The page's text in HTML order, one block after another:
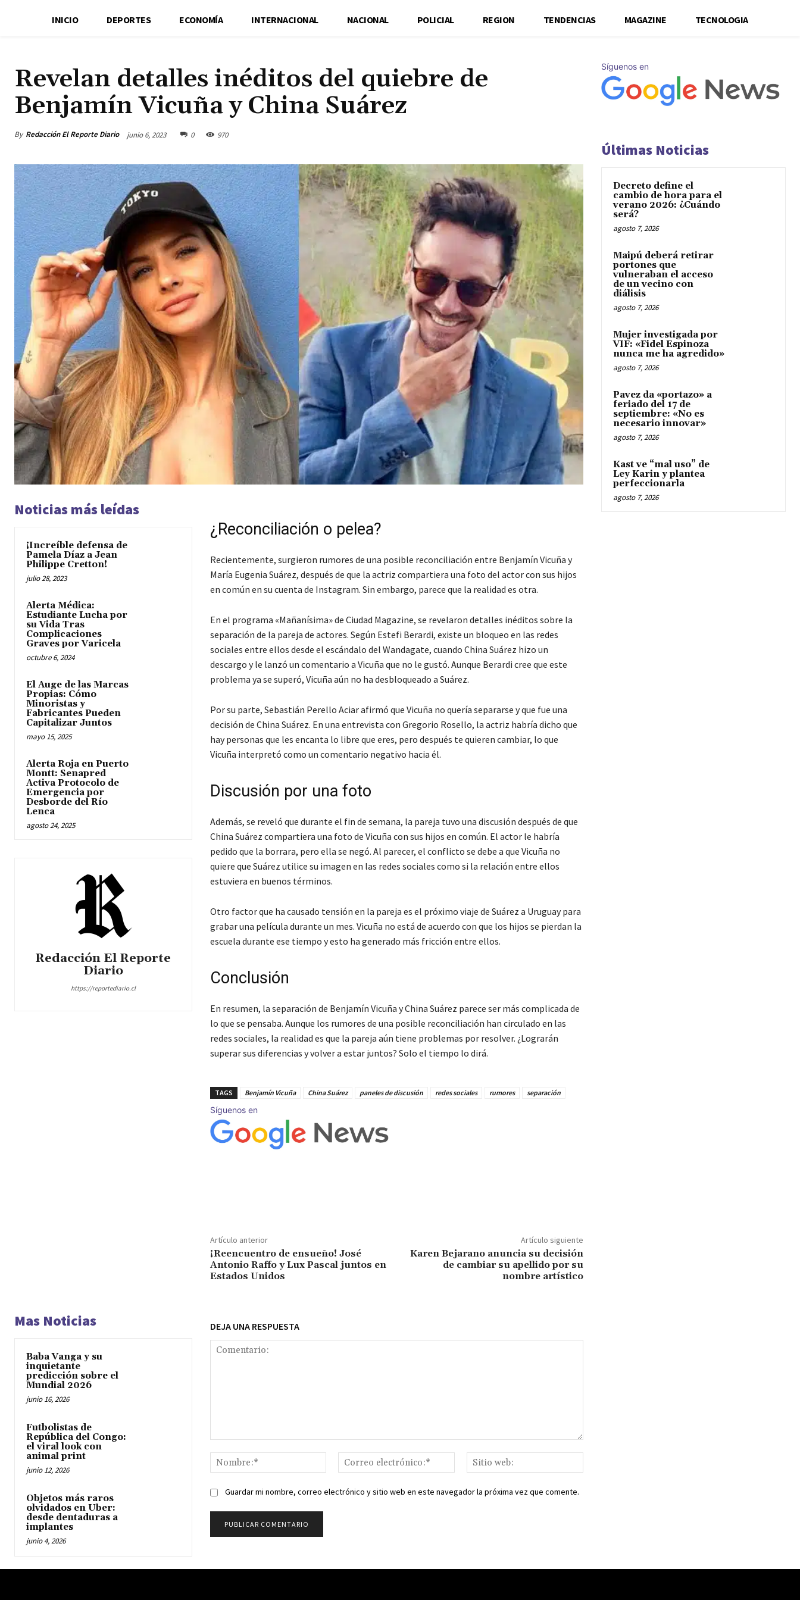
INICIO DEPORTES ECONOMÍA INTERNACIONAL NACIONAL POLICIAL REGION TENDENCIAS MAGAZINE TECNOLOGIA
Revelan detalles inéditos del quiebre de
Benjamín Vicuña y China Suárez
By Redacción El Reporte Diario junio 6, 2023 0 970
Noticias más leídas
¡Increíble defensa de
Pamela Díaz a Jean
Philippe Cretton!
julio 28, 2023
Alerta Médica:
Estudiante Lucha por
su Vida Tras
Complicaciones
Graves por Varicela
octubre 6, 2024
El Auge de las Marcas
Propias: Cómo
Minoristas y
Fabricantes Pueden
Capitalizar Juntos
mayo 15, 2025
Alerta Roja en Puerto
Montt: Senapred
Activa Protocolo de
Emergencia por
Desborde del Río
Lenca
agosto 24, 2025
Redacción El Reporte
Diario
https://reportediario.cl
¿Reconciliación o pelea?
Recientemente, surgieron rumores de una posible reconciliación entre Benjamín Vicuña y
María Eugenia Suárez, después de que la actriz compartiera una foto del actor con sus hijos
en común en su cuenta de Instagram. Sin embargo, parece que la realidad es otra.
En el programa «Mañanísima» de Ciudad Magazine, se revelaron detalles inéditos sobre la
separación de la pareja de actores. Según Estefi Berardi, existe un bloqueo en las redes
sociales entre ellos desde el escándalo del Wandagate, cuando China Suárez hizo un
descargo y le lanzó un comentario a Vicuña que no le gustó. Aunque Berardi cree que este
problema ya se superó, Vicuña aún no ha desbloqueado a Suárez.
Por su parte, Sebastián Perello Aciar afirmó que Vicuña no quería separarse y que fue una
decisión de China Suárez. En una entrevista con Gregorio Rosello, la actriz habría dicho que
hay personas que les encanta lo libre que eres, pero después te quieren cambiar, lo que
Vicuña interpretó como un comentario negativo hacia él.
Discusión por una foto
Además, se reveló que durante el fin de semana, la pareja tuvo una discusión después de que
China Suárez compartiera una foto de Vicuña con sus hijos en común. El actor le habría
pedido que la borrara, pero ella se negó. Al parecer, el conflicto se debe a que Vicuña no
quiere que Suárez utilice su imagen en las redes sociales como si la relación entre ellos
estuviera en buenos términos.
Otro factor que ha causado tensión en la pareja es el próximo viaje de Suárez a Uruguay para
grabar una película durante un mes. Vicuña no está de acuerdo con que los hijos se pierdan la
escuela durante ese tiempo y esto ha generado más fricción entre ellos.
Conclusión
En resumen, la separación de Benjamín Vicuña y China Suárez parece ser más complicada de
lo que se pensaba. Aunque los rumores de una posible reconciliación han circulado en las
redes sociales, la realidad es que la pareja aún tiene problemas por resolver. ¿Lograrán
superar sus diferencias y volver a estar juntos? Solo el tiempo lo dirá.
TAGS Benjamín Vicuña China Suárez paneles de discusión redes sociales rumores separación
Síguenos en
Artículo anterior
¡Reencuentro de ensueño! José
Antonio Raffo y Lux Pascal juntos en
Estados Unidos
Artículo siguiente
Karen Bejarano anuncia su decisión
de cambiar su apellido por su
nombre artístico
Mas Noticias
Baba Vanga y su
inquietante
predicción sobre el
Mundial 2026
junio 16, 2026
Futbolistas de
República del Congo:
el viral look con
animal print
junio 12, 2026
Objetos más raros
olvidados en Uber:
desde dentaduras a
implantes
junio 4, 2026
DEJA UNA RESPUESTA
Nombre:*
Correo
electrónico:*
web:
Guardar mi nombre, correo electrónico y sitio web en este navegador la próxima vez que comente.
Síguenos en
Últimas Noticias
Decreto define el
cambio de hora para el
verano 2026: ¿Cuándo
será?
agosto 7, 2026
Maipú deberá retirar
portones que
vulneraban el acceso
de un vecino con
diálisis
agosto 7, 2026
Mujer investigada por
VIF: «Fidel Espinoza
nunca me ha agredido»
agosto 7, 2026
Pavez da «portazo» a
feriado del 17 de
septiembre: «No es
necesario innovar»
agosto 7, 2026
Kast ve “mal uso” de
Ley Karin y plantea
perfeccionarla
agosto 7, 2026